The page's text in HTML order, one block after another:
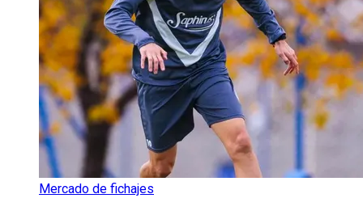
Mercado de fichajes